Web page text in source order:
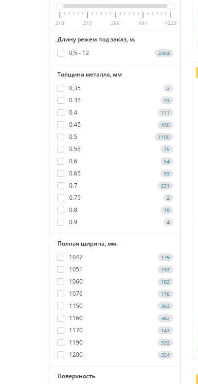
210 215 266 441 1223
Длину режем под заказ, м.
0,5 - 12
2304
Толщина металла, мм
0,35
2
0.35 33
0.4 111
0.45 490
0.5 1190
0.55 75
0.6 54
0.65 93
0.7 231
0.75 2
0.8 15
0.9 4
Полная ширина, мм.
1047
175
1051 193
1060 182
1076 176
1150 363
1160 382
1170 147
1190 332
1200 354
Поверхность